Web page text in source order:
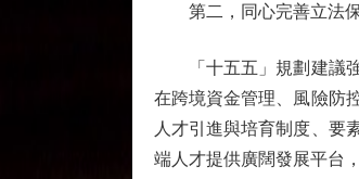
第二，同心完善立法保
「十五五」規劃建議強
在跨境資金管理、風險防
人才引進與培育制度、要
端人才提供廣闊發展平台